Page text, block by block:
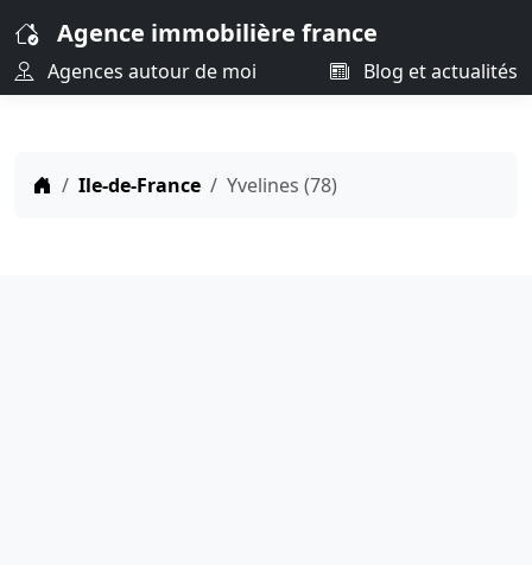
Agence immobilière france
Agences autour de moi Blog et actualités
Ile-de-France Yvelines (78)